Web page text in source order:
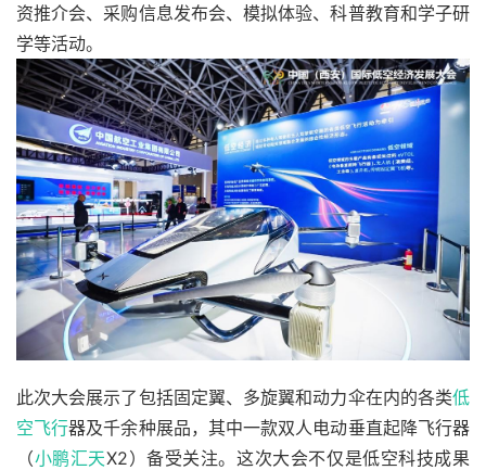
资推介会、采购信息发布会、模拟体验、科普教育和学子研
学等活动。
此次大会展示了包括固定翼、多旋翼和动力伞在内的各类低
空飞行器及千余种展品，其中一款双人电动垂直起降飞行器
（小鹏汇天X2）备受关注。这次大会不仅是低空科技成果